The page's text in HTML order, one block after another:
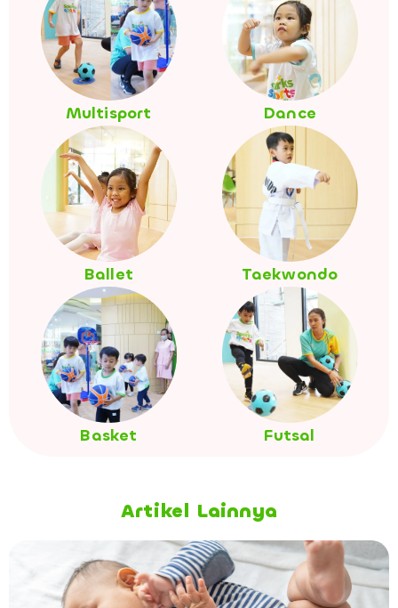
Multisport Dance
Ballet Taekwondo
Basket Futsal
Artikel Lainnya